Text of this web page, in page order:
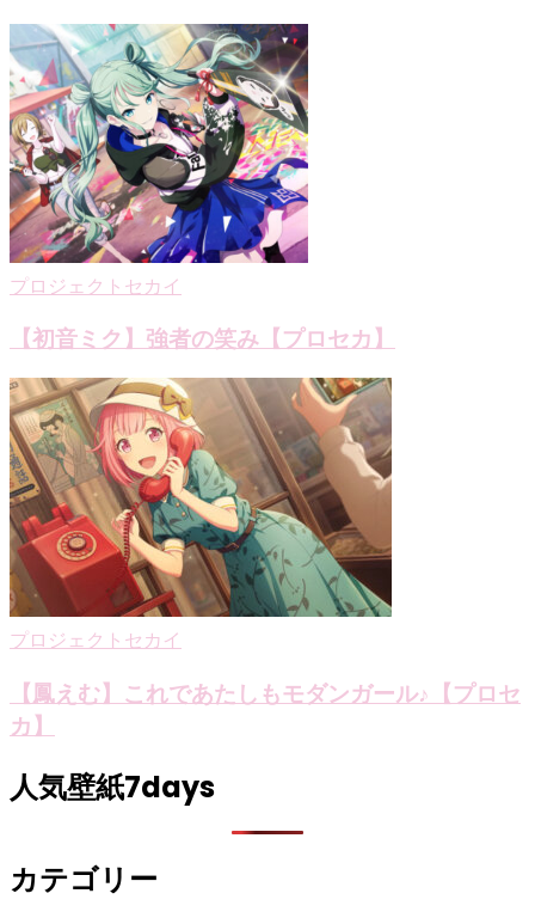
プロジェクトセカイ
【初音ミク】強者の笑み【プロセカ】
プロジェクトセカイ
【鳳えむ】これであたしもモダンガール♪【プロセ
カ】
人気壁紙7days
カテゴリー